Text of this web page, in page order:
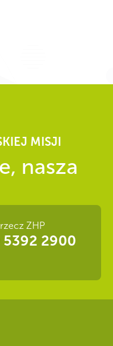
MISJI
nasza
ZHP
5392 2900